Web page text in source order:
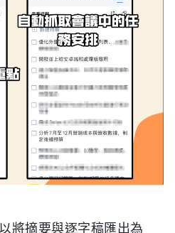
將摘要與逐字稿匯出為